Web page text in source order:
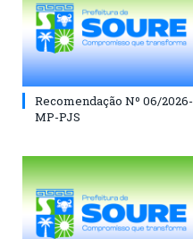
Recomendação Nº 06/2026-
MP-PJS